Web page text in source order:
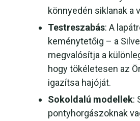
könnyedén siklanak a
Testreszabás: A
keménytetőig – a
megvalósítja a
hogy tökéletesen az
igazítsa hajóját.
Sokoldalú modellek:
pontyhorgászoknak